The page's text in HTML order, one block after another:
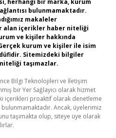
herhangi bir marka, kurum
bulunmamaktadır.
makaleler
alan içerikler haber niteliği
ve kişiler hakkında
kurum ve kişiler ile isim
Sitemizdeki bilgiler
taşımazlar.
Bilgi Teknolojileri ve İletişim
bir Yer Sağlayıcı olarak hizmet
içerikleri proaktif olarak denetleme
Ancak, üyelerimiz
taşımakta olup, siteye üye olarak